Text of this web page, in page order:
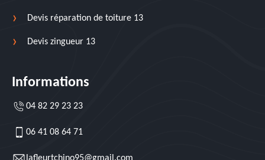
Devis réparation de toiture 13
Devis zingueur 13
Informations
04 82 29 23 23
06 41 08 64 71